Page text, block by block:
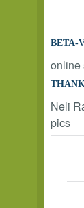
BETA-
online
Neli
pics